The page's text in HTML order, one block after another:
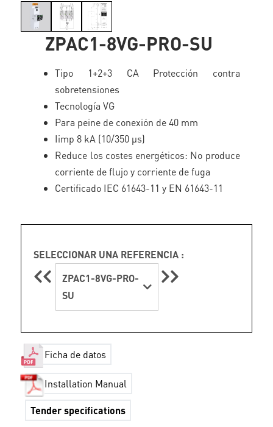
ZPAC1-8VG-PRO-SU
Tipo 1+2+3 CA Protección contra
sobretensiones
Tecnología VG
Para peine de conexión de 40 mm
Iimp 8 kA (10/350 μs)
Reduce los costes energéticos: No produce
corriente de flujo y corriente de fuga
Certificado IEC 61643-11 y EN 61643-11
SELECCIONAR UNA REFERENCIA :
ZPAC1-8VG-PRO-
SU
Ficha de datos
Installation Manual
Tender specifications